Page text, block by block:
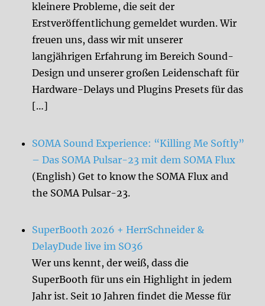
kleinere Probleme, die seit der
Erstveröffentlichung gemeldet wurden. Wir
freuen uns, dass wir mit unserer
langjährigen Erfahrung im Bereich Sound-
Design und unserer großen Leidenschaft für
Hardware-Delays und Plugins Presets für das
[…]
SOMA Sound Experience: “Killing Me Softly”
– Das SOMA Pulsar-23 mit dem SOMA Flux
(English) Get to know the SOMA Flux and
the SOMA Pulsar-23.
SuperBooth 2026 + HerrSchneider &
DelayDude live im SO36
Wer uns kennt, der weiß, dass die
SuperBooth für uns ein Highlight in jedem
Jahr ist. Seit 10 Jahren findet die Messe für